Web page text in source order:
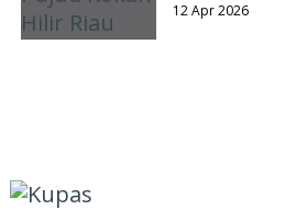
12 Apr 2026